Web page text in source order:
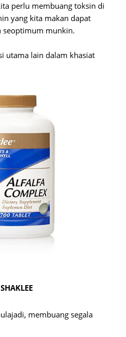
perlu membuang toksin di
yang kita makan dapat
seoptimum munkin.
utama lain dalam khasiat
membuang segala